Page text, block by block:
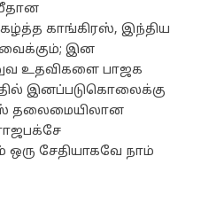
காங்கிரஸ், இந்திய
இன
உதவிகளை பாஜக
இனப்படுகொலைக்கு
தலைமையிலான
சேதியாகவே நாம்